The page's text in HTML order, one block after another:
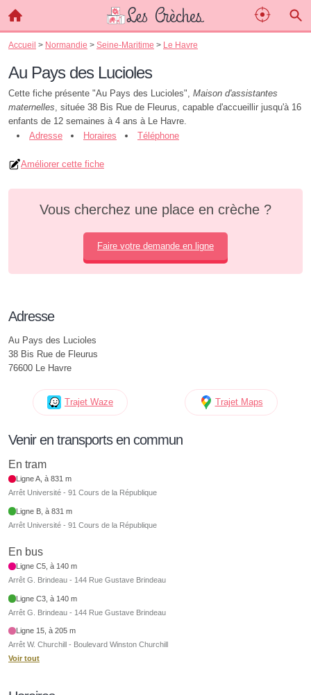
Accueil > Normandie > Seine-Maritime > Le Havre
Au Pays des Lucioles
Cette fiche présente "Au Pays des Lucioles", Maison d'assistantes
maternelles, située 38 Bis Rue de Fleurus, capable d'accueillir jusqu'à 16
enfants de 12 semaines à 4 ans à Le Havre.
Adresse
Horaires Téléphone
Améliorer cette fiche
Vous cherchez une place en crèche ?
Faire votre demande en ligne
Adresse
Au Pays des Lucioles
38 Bis Rue de Fleurus
76600 Le Havre
Trajet Waze Trajet Maps
Venir en transports en commun
En tram
Ligne A, à 831 m
Arrêt Université - 91 Cours de la République
Ligne B, à 831 m
Arrêt Université - 91 Cours de la République
En bus
Ligne C5, à 140 m
Arrêt G. Brindeau - 144 Rue Gustave Brindeau
Ligne C3, à 140 m
Arrêt G. Brindeau - 144 Rue Gustave Brindeau
Ligne 15, à 205 m
Arrêt W. Churchill - Boulevard Winston Churchill
Voir tout